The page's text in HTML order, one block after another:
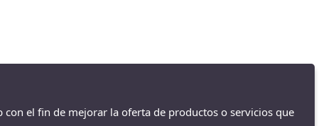
con el fin de mejorar la oferta de productos o servicios que